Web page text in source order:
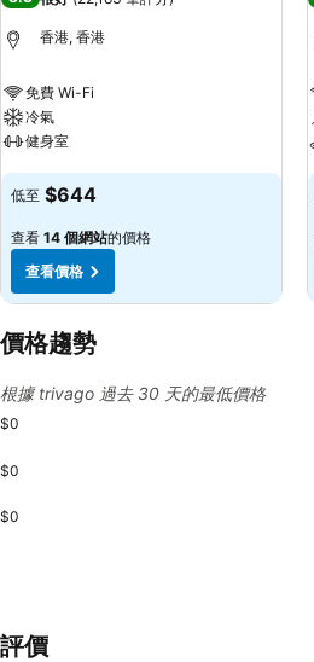
香港, 香港
免費 Wi-Fi
冷氣
健身室
查看價格
低至 $644
查看 14 個網站的價格
查看價格
價格趨勢
根據 trivago 過去 30 天的最低價格
$0
$0
$0
評價